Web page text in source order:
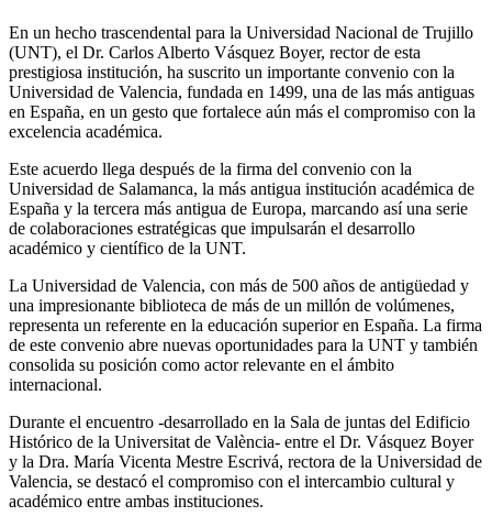
En un hecho trascendental para la Universidad Nacional de Trujillo
(UNT), el Dr. Carlos Alberto Vásquez Boyer, rector de esta
prestigiosa institución, ha suscrito un importante convenio con la
Universidad de Valencia, fundada en 1499, una de las más antiguas
en España, en un gesto que fortalece aún más el compromiso con la
excelencia académica.
Este acuerdo llega después de la firma del convenio con la
Universidad de Salamanca, la más antigua institución académica de
España y la tercera más antigua de Europa, marcando así una serie
de colaboraciones estratégicas que impulsarán el desarrollo
académico y científico de la UNT.
La Universidad de Valencia, con más de 500 años de antigüedad y
una impresionante biblioteca de más de un millón de volúmenes,
representa un referente en la educación superior en España. La firma
de este convenio abre nuevas oportunidades para la UNT y también
consolida su posición como actor relevante en el ámbito
internacional.
Durante el encuentro -desarrollado en la Sala de juntas del Edificio
Histórico de la Universitat de València- entre el Dr. Vásquez Boyer
y la Dra. María Vicenta Mestre Escrivá, rectora de la Universidad de
Valencia, se destacó el compromiso con el intercambio cultural y
académico entre ambas instituciones.